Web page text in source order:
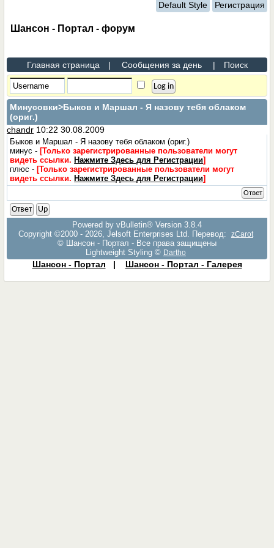
Default Style Регистрация
Шансон - Портал - форум
Главная страница | Сообщения за день | Поиск
Минусовки>Быков и Маршал - Я назову тебя облаком
(ориг.)
chandr 10:22 30.08.2009
Быков и Маршал - Я назову тебя облаком (ориг.)
минус - [Только зарегистрированные пользователи могут
видеть ссылки. Нажмите Здесь для Регистрации]
плюс - [Только зарегистрированные пользователи могут
видеть ссылки. Нажмите Здесь для Регистрации]
Ответ
Ответ
Up
Powered by vBulletin® Version 3.8.4
Copyright ©2000 - 2026, Jelsoft Enterprises Ltd. Перевод:
zCarot
© Шансон - Портал - Все права защищены
Lightweight Styling © Dartho
Шансон - Портал | Шансон - Портал - Галерея